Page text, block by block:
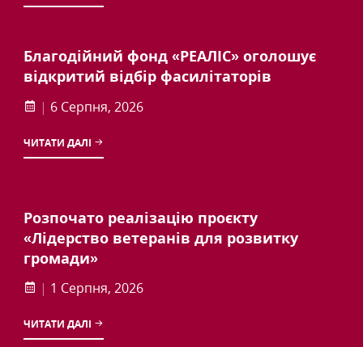
Благодійний фонд «РЕАЛІС» оголошує
відкритий відбір фасилітаторів
| 6 Серпня, 2026
ЧИТАТИ ДАЛІ
Розпочато реалізацію проєкту
«Лідерство ветеранів для розвитку
громади»
| 1 Серпня, 2026
ЧИТАТИ ДАЛІ